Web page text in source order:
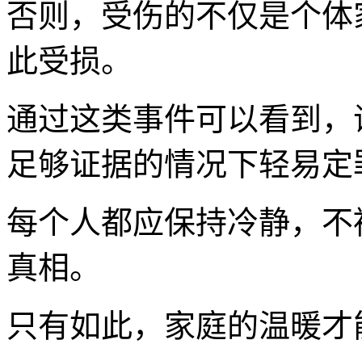
否则，受伤的不仅是个
此受损。
通过这类事件可以看到
足够证据的情况下轻易
每个人都应保持冷静，
真相。
只有如此，家庭的温暖